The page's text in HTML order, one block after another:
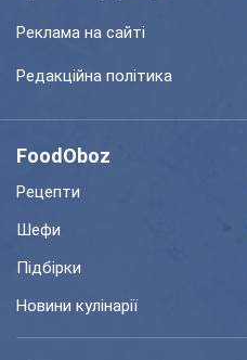
Реклама на сайті
Редакційна політика
FoodOboz
Рецепти
Шефи
Підбірки
Новини кулінарії